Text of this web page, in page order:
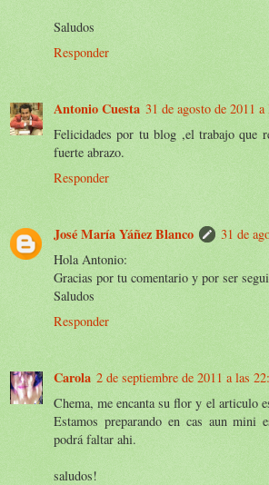
Saludos
Responder
Antonio Cuesta 31 de agosto de 2011 a
Felicidades por tu blog ,el trabajo que
fuerte abrazo.
Responder
José María Yáñez Blanco
31 de
Hola Antonio:
Gracias por tu comentario y por ser
Saludos
Responder
Carola 2 de septiembre de 2011 a las
Chema, me encanta su flor y el articulo
Estamos preparando en cas aun mini
podrá faltar ahi.
saludos!